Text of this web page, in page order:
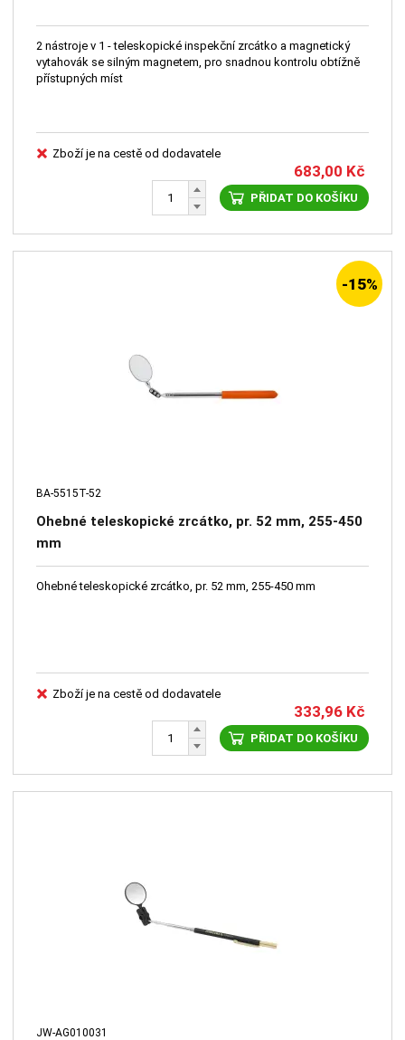
2 nástroje v 1 - teleskopické inspekční zrcátko a magnetický
vytahovák se silným magnetem, pro snadnou kontrolu obtížně
přístupných míst
Zboží je na cestě od dodavatele
683,00 Kč
PŘIDAT DO KOŠÍKU
-15%
BA-5515T-52
Ohebné teleskopické zrcátko, pr. 52 mm, 255-450
mm
Ohebné teleskopické zrcátko, pr. 52 mm, 255-450 mm
Zboží je na cestě od dodavatele
333,96 Kč
PŘIDAT DO KOŠÍKU
JW-AG010031